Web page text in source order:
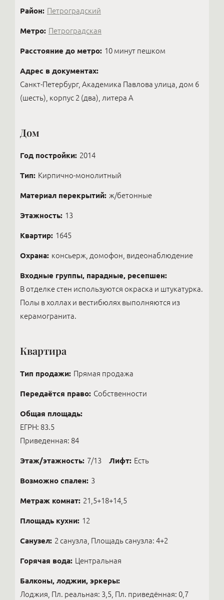
Район: Петроградский
Метро: Петроградская
Расстояние до метро: 10 минут пешком
Адрес в документах:
Санкт-Петербург, Академика Павлова улица, дом 6
(шесть), корпус 2 (два), литера А
Дом
Год постройки: 2014
Тип: Кирпично-монолитный
Материал перекрытий: ж/бетонные
Этажность: 13
Квартир: 1645
Охрана: консьерж, домофон, видеонаблюдение
Входные группы, парадные, ресепшен:
В отделке стен используются окраска и штукатурка.
Полы в холлах и вестибюлях выполняются из
керамогранита.
Квартира
Тип продажи: Прямая продажа
Передаётся право: Собственности
Общая площадь:
ЕГРН: 83.5
Приведенная: 84
Этаж/этажность: 7/13 Лифт: Есть
Возможно спален: 3
Метраж комнат: 21,5+18+14,5
Площадь кухни: 12
Санузел: 2 санузла, Площадь санузла: 4+2
Горячая вода: Центральная
Балконы, лоджии, эркеры:
Лоджия, Пл. реальная: 3,5, Пл. приведённая: 0,7